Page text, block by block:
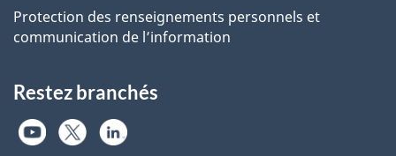
Protection des renseignements personnels et
communication de l’information
Restez branchés